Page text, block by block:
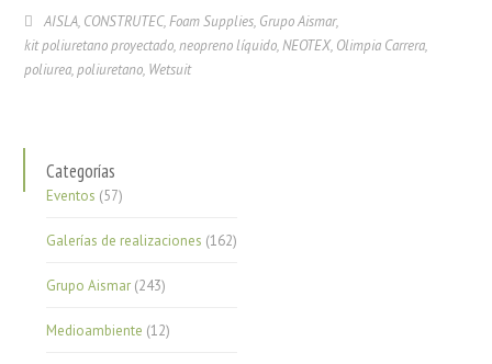
AISLA, CONSTRUTEC,Foam Supplies, Grupo Aismar,
kit poliuretano proyectado,neopreno líquido,NEOTEX, Olimpia Carrera,
poliurea,poliuretano, Wetsuit
Categorías
Eventos (57)
Galerías de realizaciones (162)
Grupo Aismar (243)
Medioambiente (12)